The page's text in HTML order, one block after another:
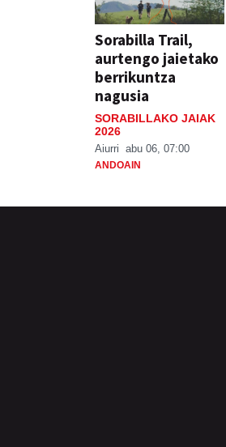
Sorabilla Trail,
aurtengo jaietako
berrikuntza
nagusia
SORABILLAKO JAIAK
2026
Aiurri abu 06, 07:00
ANDOAIN